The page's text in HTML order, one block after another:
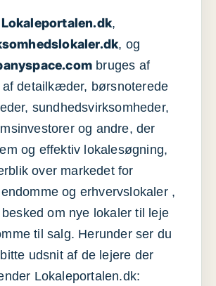
Lokaleportalen.dk,
, og
bruges af
af detailkæder, børsnoterede
sundhedsvirksomheder,
og andre, der
og effektiv lokalesøgning,
over markedet for
og erhvervslokaler ,
om nye lokaler til leje
til salg. Herunder ser du
udsnit af de lejere der
Lokaleportalen.dk: